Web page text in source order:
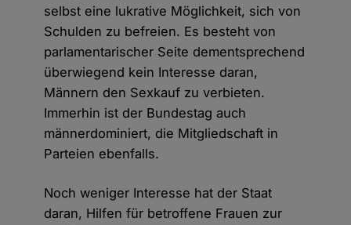
selbst eine lukrative Möglichkeit, sich von
Schulden zu befreien. Es besteht von
parlamentarischer Seite dementsprechend
überwiegend kein Interesse daran,
Männern den Sexkauf zu verbieten.
Immerhin ist der Bundestag auch
männerdominiert, die Mitgliedschaft in
Parteien ebenfalls.
Noch weniger Interesse hat der Staat
daran, Hilfen für betroffene Frauen zur